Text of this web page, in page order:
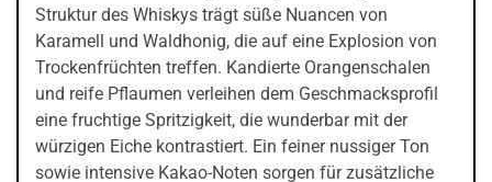
Struktur des Whiskys trägt süße Nuancen von
Karamell und Waldhonig, die auf eine Explosion von
Trockenfrüchten treffen. Kandierte Orangenschalen
und reife Pflaumen verleihen dem Geschmacksprofil
eine fruchtige Spritzigkeit, die wunderbar mit der
würzigen Eiche kontrastiert. Ein feiner nussiger Ton
sowie intensive Kakao-Noten sorgen für zusätzliche